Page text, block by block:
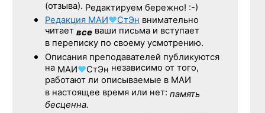
(отзыва). Редактируем бережно! :-)
Редакция МАИ♥СтЭн внимательно
читает все ваши письма и вступает
в переписку по своему усмотрению.
Описания преподавателей публикуются
на МАИ♥СтЭн независимо от того,
работают ли описываемые в МАИ
в настоящее время или нет: память
бесценна.